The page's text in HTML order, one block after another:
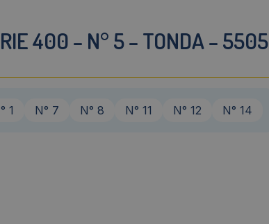
400 – N° 5 – TONDA –
1 N° 7 N° 8 N° 11 N° 12 N° 14